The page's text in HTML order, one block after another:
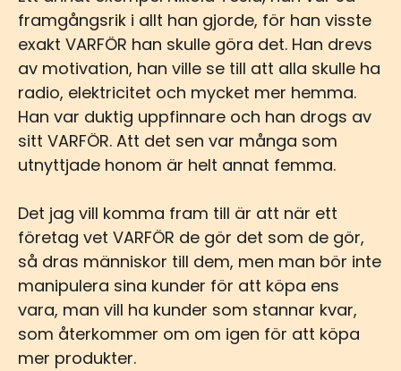
framgångsrik i allt han gjorde, för han visste
exakt VARFÖR han skulle göra det. Han drevs
av motivation, han ville se till att alla skulle ha
radio, elektricitet och mycket mer hemma.
Han var duktig uppfinnare och han drogs av
sitt VARFÖR. Att det sen var många som
utnyttjade honom är helt annat femma.
Det jag vill komma fram till är att när ett
företag vet VARFÖR de gör det som de gör,
så dras människor till dem, men man bör inte
manipulera sina kunder för att köpa ens
vara, man vill ha kunder som stannar kvar,
som återkommer om om igen för att köpa
mer produkter.